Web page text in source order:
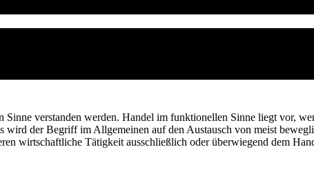
verstanden werden. Handel im funktionellen Sinne liegt vor,
wird der Begriff im Allgemeinen auf den Austausch von meist
wirtschaftliche Tätigkeit ausschließlich oder überwiegend dem